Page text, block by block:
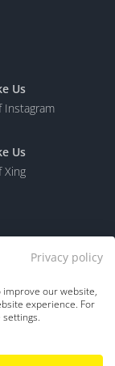
Us
Instagram
Us
Xing
uns
Privacy policy
improve our website,
experience. For